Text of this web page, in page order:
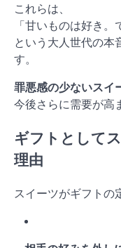
これらは、
「甘いものは好き。
という大人世代の本
す。
罪悪感の少ないスイ
今後さらに需要が高
ギフトとして
理由
スイーツがギフトの